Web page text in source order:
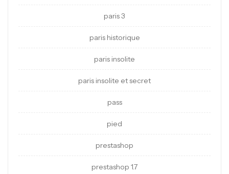
paris 3
paris historique
paris insolite
paris insolite et secret
pass
pied
prestashop
prestashop 1.7